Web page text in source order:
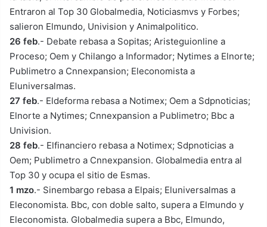
Entraron al Top 30 Globalmedia, Noticiasmvs y Forbes;
salieron Elmundo, Univision y Animalpolitico.
26 feb.- Debate rebasa a Sopitas; Aristeguionline a
Proceso; Oem y Chilango a Informador; Nytimes a Elnorte;
Publimetro a Cnnexpansion; Eleconomista a
Eluniversalmas.
27 feb.- Eldeforma rebasa a Notimex; Oem a Sdpnoticias;
Elnorte a Nytimes; Cnnexpansion a Publimetro; Bbc a
Univision.
28 feb.- Elfinanciero rebasa a Notimex; Sdpnoticias a
Oem; Publimetro a Cnnexpansion. Globalmedia entra al
Top 30 y ocupa el sitio de Esmas.
1 mzo.- Sinembargo rebasa a Elpais; Eluniversalmas a
Eleconomista. Bbc, con doble salto, supera a Elmundo y
Eleconomista. Globalmedia supera a Bbc, Elmundo,